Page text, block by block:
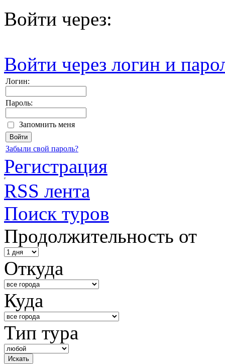
Войти через:
Войти через логин и
Логин:
Пароль:
Запомнить меня
Забыли свой пароль?
Регистрация
RSS лента
Поиск туров
Продолжительность от
Откуда
Куда
Тип тура